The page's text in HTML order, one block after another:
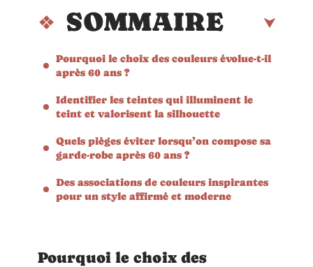
SOMMAIRE
Pourquoi le choix des couleurs évolue-t-il
après 60 ans ?
Identifier les teintes qui illuminent le
teint et valorisent la silhouette
Quels pièges éviter lorsqu’on compose sa
garde-robe après 60 ans ?
Des associations de couleurs inspirantes
pour un style affirmé et moderne
Pourquoi le choix des